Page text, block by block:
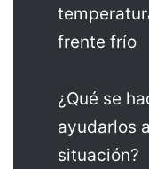
frente frío
¿Qué se
ayudarlos
situación?